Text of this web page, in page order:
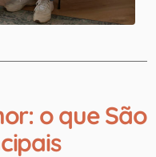
o que São